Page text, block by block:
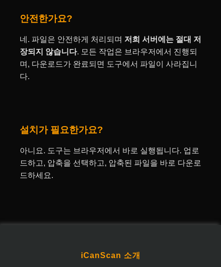
안전한가요?
네. 파일은 안전하게 처리되며 저희 서버에는 절대 저
장되지 않습니다. 모든 작업은 브라우저에서 진행되
며, 다운로드가 완료되면 도구에서 파일이 사라집니
다.
설치가 필요한가요?
아니요. 도구는 브라우저에서 바로 실행됩니다. 업로
드하고, 압축을 선택하고, 압축된 파일을 바로 다운로
드하세요.
iCanScan 소개